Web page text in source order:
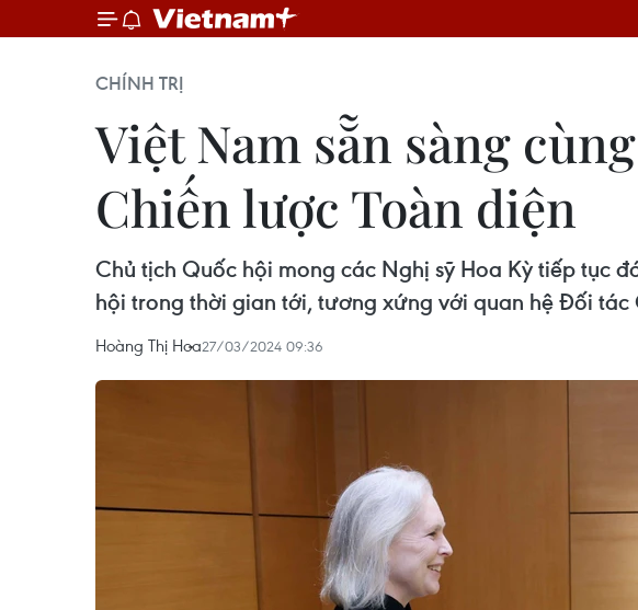
CHÍNH TRỊ
Việt Nam sẵn sàng
Chiến lược Toàn diện
Chủ tịch Quốc hội mong các Nghị sỹ Hoa Kỳ tiếp tục
hội trong thời gian tới, tương xứng với quan hệ Đối tác
Hoàng Thị Hoa27/03/2024 09:36